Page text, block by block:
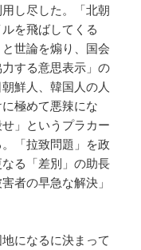
し尽した。「北朝
を飛ばしてくる
世論を煽り、国会
する意思表示」の
鮮人、韓国人の人
極めて悪辣にな
」というプラカー
「拉致問題」を政
る「差別」の助長
者の早急な解決」
になるに決まって